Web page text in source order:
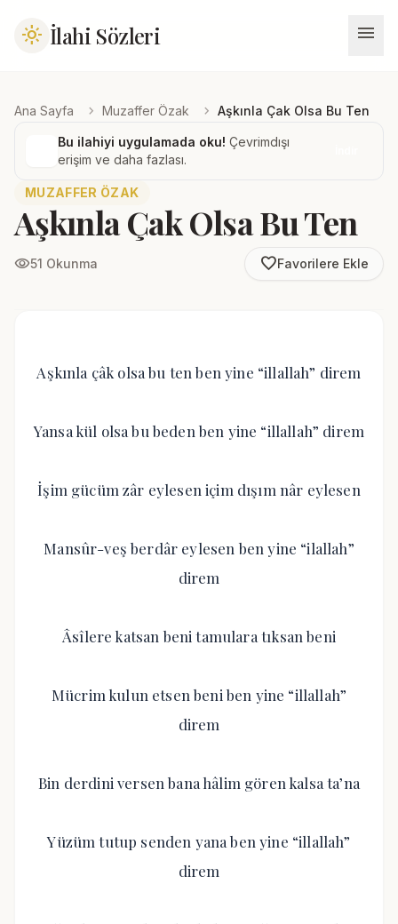
light_mode İlahi Sözleri menu
Ana Sayfa chevron_right Muzaffer Özak chevron_right Aşkınla Çak Olsa Bu Ten
Bu ilahiyi uygulamada oku! Çevrimdışı
erişim ve daha fazlası.
MUZAFFER ÖZAK
Aşkınla Çak Olsa Bu Ten
visibility51 Okunma favorite_borderFavorilere Ekle
Aşkınla çâk olsa bu ten ben yine “illallah” direm
Yansa kül olsa bu beden ben yine “illallah” direm
İşim gücüm zâr eylesen içim dışım nâr eylesen
Mansûr-veş berdâr eylesen ben yine “ilallah”
direm
Âsîlere katsan beni tamulara tıksan beni
Mücrim kulun etsen beni ben yine “illallah”
direm
Bin derdini versen bana hâlim gören kalsa ta’na
Yüzüm tutup senden yana ben yine “illallah”
direm